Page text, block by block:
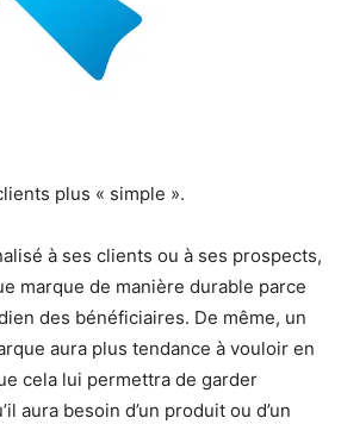
plus « simple ».
à ses clients ou à ses prospects,
marque de manière durable parce
des bénéficiaires. De même, un
aura plus tendance à vouloir en
cela lui permettra de garder
aura besoin d’un produit ou d’un